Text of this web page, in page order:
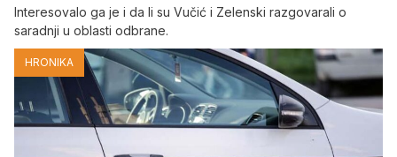
Interesovalo ga je i da li su Vučić i Zelenski razgovarali o
saradnji u oblasti odbrane.
HRONIKA